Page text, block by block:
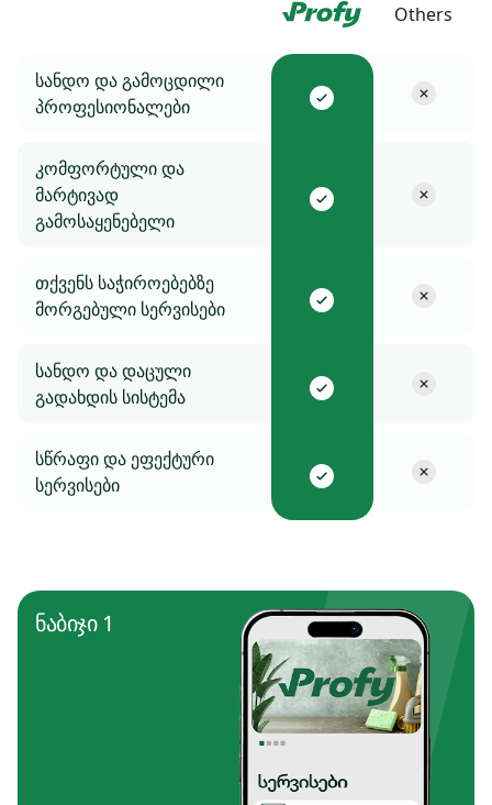
Others
სანდო და გამოცდილი
პროფესიონალები
კომფორტული და
მარტივად
გამოსაყენებელი
თქვენს საჭიროებებზე
მორგებული სერვისები
სანდო და დაცული
გადახდის სისტემა
სწრაფი და ეფექტური
სერვისები
ნაბიჯი 1